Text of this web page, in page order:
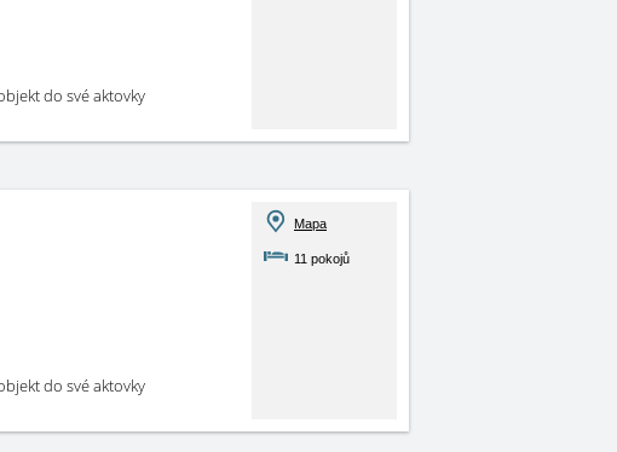
do své aktovky
do své aktovky
Mapa
11 pokojů